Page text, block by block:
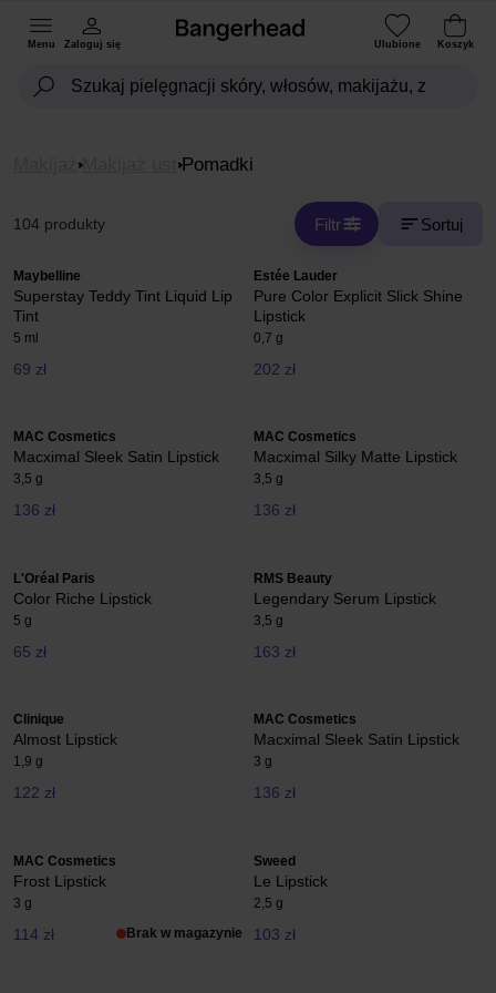
Menu Zaloguj się Ulubione Koszyk
Makijaż ust Pomadki
104 produkty Filtr Sortuj
Maybelline
Superstay Teddy Tint Liquid Lip
Tint
5 ml
69 zł
Estée Lauder
Pure Color Explicit Slick Shine
Lipstick
0,7 g
202 zł
MAC Cosmetics
Macximal Sleek Satin Lipstick
3,5 g
136 zł
MAC Cosmetics
Macximal Silky Matte Lipstick
3,5 g
136 zł
L'Oréal Paris
Color Riche Lipstick
5 g
65 zł
RMS Beauty
Legendary Serum Lipstick
3,5 g
163 zł
Clinique
Almost Lipstick
1,9 g
122 zł
MAC Cosmetics
Macximal Sleek Satin Lipstick
3 g
136 zł
MAC Cosmetics
Frost Lipstick
3 g
114 zł Brak w magazynie
Sweed
Le Lipstick
2,5 g
103 zł